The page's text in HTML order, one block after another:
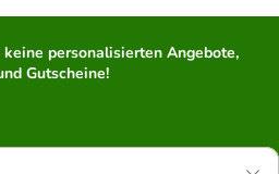
keine personalisierten Angebote,
Gutscheine!